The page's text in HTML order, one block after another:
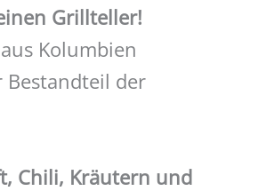
Grillteller!
Kolumbien
Bestandteil der
Chili, Kräutern und